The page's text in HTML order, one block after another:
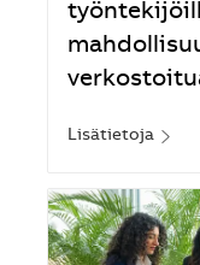
Lisätietoja